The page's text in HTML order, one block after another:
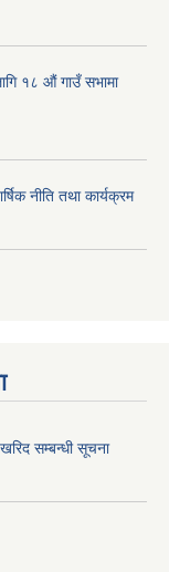
१८ औं गाउँ सभामा
नीति तथा कार्यक्रम
खरिद सम्बन्धी सूचना